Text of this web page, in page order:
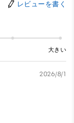
レビューを書く
大きい
2026/8/1